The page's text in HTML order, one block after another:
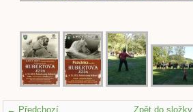
← Předchozí Zpět do složky